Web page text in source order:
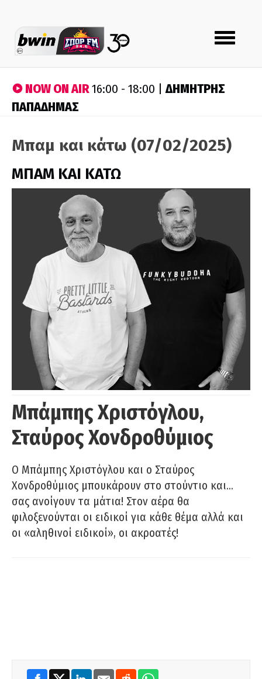
Toggle
navigation
NOW ON AIR16:00 - 18:00 |ΔΗΜΗΤΡΗΣ
ΠΑΠΑΔΗΜΑΣ
Μπαμ και κάτω (07/02/2025)
ΜΠΑΜ ΚΑΙ ΚΑΤΩ
Μπάμπης Χριστόγλου,
Σταύρος Χονδροθύμιος
O Μπάμπης Χριστόγλου και ο Σταύρος
Χονδροθύμιος μπουκάρουν στο στούντιο και…
σας ανοίγουν τα μάτια! Στον αέρα θα
φιλοξενούνται οι ειδικοί για κάθε θέμα αλλά και
οι «αληθινοί ειδικοί», οι ακροατές!